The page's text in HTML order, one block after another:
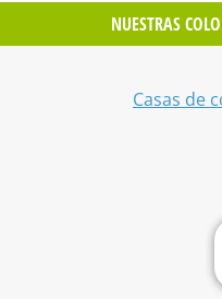
NUESTRAS
Casas de